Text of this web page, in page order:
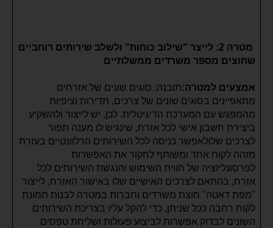
מטרה 2: לייצר "שילוב כוחות" ולשלב שירותים רוחביים
שחוצים מספר משרדים ממשלתיים
אמצעים למטרה:תובנה: סוגים שונים של אזרחים
מתאפיינים בסוגים שונים של צרכים, תדירות וציפיות
מהמפגש עם המערכת הדיגיטלית. לכן, יש לייצור ולהשקיע
ביצירת חשבון אישי לכל אזרח, שינגיש לו מענה תפור
לצרכים שלולאפשר כניסה לכל השירותים הרלוונטיים בעזרת
מזהה לקוח אחד ומשותף לחקור את האפשרות
לפרסונליזציה של חווית השימוש והנגשת השירותים לכל
אזרח, בהתאם לצרכים האישיים שלו באישור האזרח, לייצור
"מפת דאטה" חוצת משרדים וחברות במטרה לבנות תמונת
לקוח רחבה ככל שניתן, כדי להקל עליו בצריכת השירותים
השונים לבדוק אפשרות לביצוע פעולות ושליחת טפסים